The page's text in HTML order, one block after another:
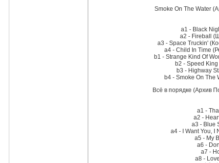
Smoke On The Water
a1 - Black
a2 - Fireball
a3 - Space Truckin'
a4 - Child In Time
b1 - Strange Kind Of
b2 - Speed
b3 - Highway
b4 - Smoke On
Всё в порядке (Архив
a1 -
a2 -
a3 - Blue
a4 - I Want You, I
a5 - My
a6 -
a7 -
a8 -